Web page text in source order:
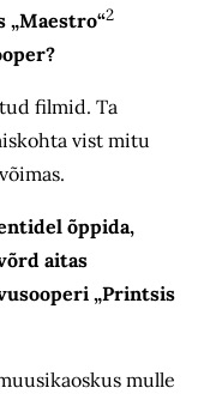
„Maestro“2
filmid. Ta
vist mitu
õppida,
aitas
„Printsis
mulle